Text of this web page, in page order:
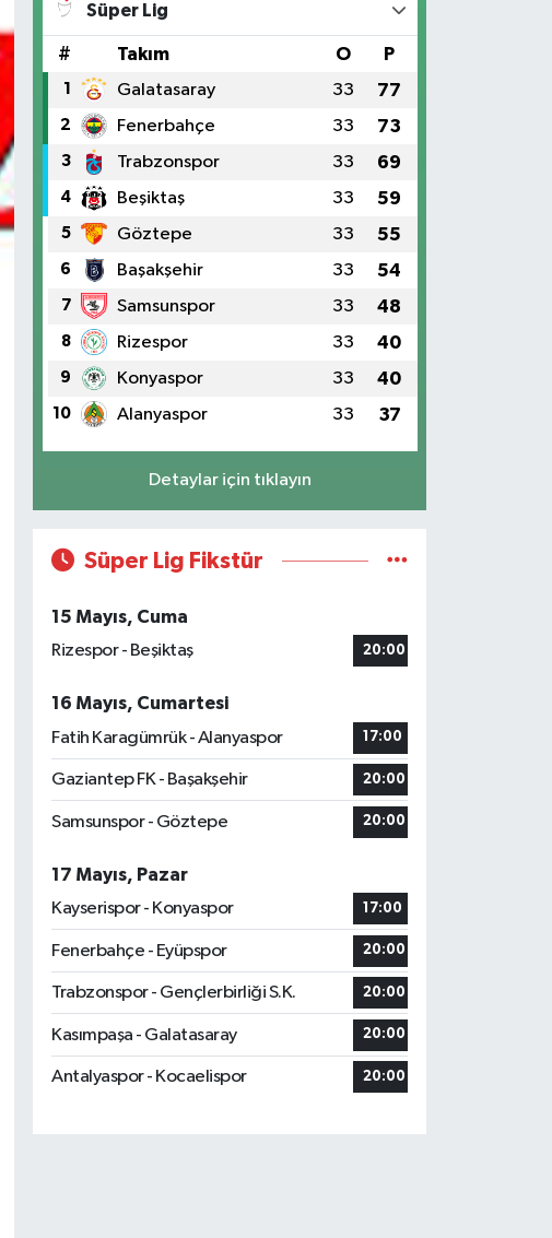
Süper Lig
# Takım O P
1 Galatasaray 33 77
2 Fenerbahçe 33 73
3 Trabzonspor 33 69
4 Beşiktaş 33 59
5 Göztepe 33 55
6 Başakşehir 33 54
7 Samsunspor 33 48
8 Rizespor 33 40
9 Konyaspor 33 40
10 Alanyaspor 33 37
Detaylar için tıklayın
Süper Lig Fikstür
15 Mayıs, Cuma
Rizespor - Beşiktaş
20:00
16 Mayıs, Cumartesi
Fatih Karagümrük - Alanyaspor
17:00
Gaziantep FK - Başakşehir 20:00
Samsunspor - Göztepe 20:00
17 Mayıs, Pazar
Kayserispor - Konyaspor
17:00
Fenerbahçe - Eyüpspor 20:00
Trabzonspor - Gençlerbirliği S.K. 20:00
Kasımpaşa - Galatasaray 20:00
Antalyaspor - Kocaelispor 20:00